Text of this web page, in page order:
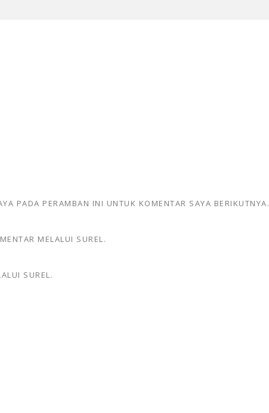
PADA PERAMBAN INI UNTUK KOMENTAR SAYA BERIKUTNYA.
MELALUI SUREL.
SUREL.